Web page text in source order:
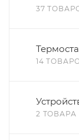
37
14
2 ТОВАРА